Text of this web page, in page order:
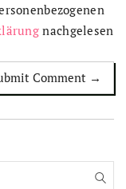
nachgelesen